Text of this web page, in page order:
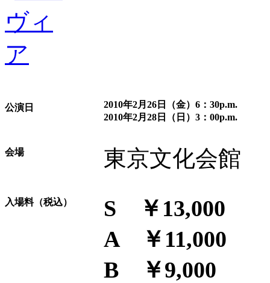
公演日
2010年2月26日（金）6：30p.m.
2010年2月28日（日）3：00p.m.
会場 東京文化会館
入場料（税込）
S ￥13,000
A ￥11,000
B ￥9,000